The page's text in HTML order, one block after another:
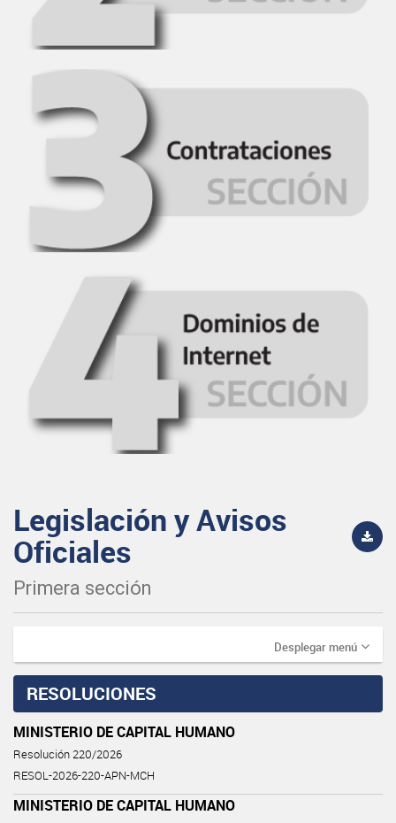
Legislación y Avisos
Oficiales
Primera sección
Desplegar menú
RESOLUCIONES
MINISTERIO DE CAPITAL HUMANO
Resolución 220/2026
RESOL-2026-220-APN-MCH
MINISTERIO DE CAPITAL HUMANO